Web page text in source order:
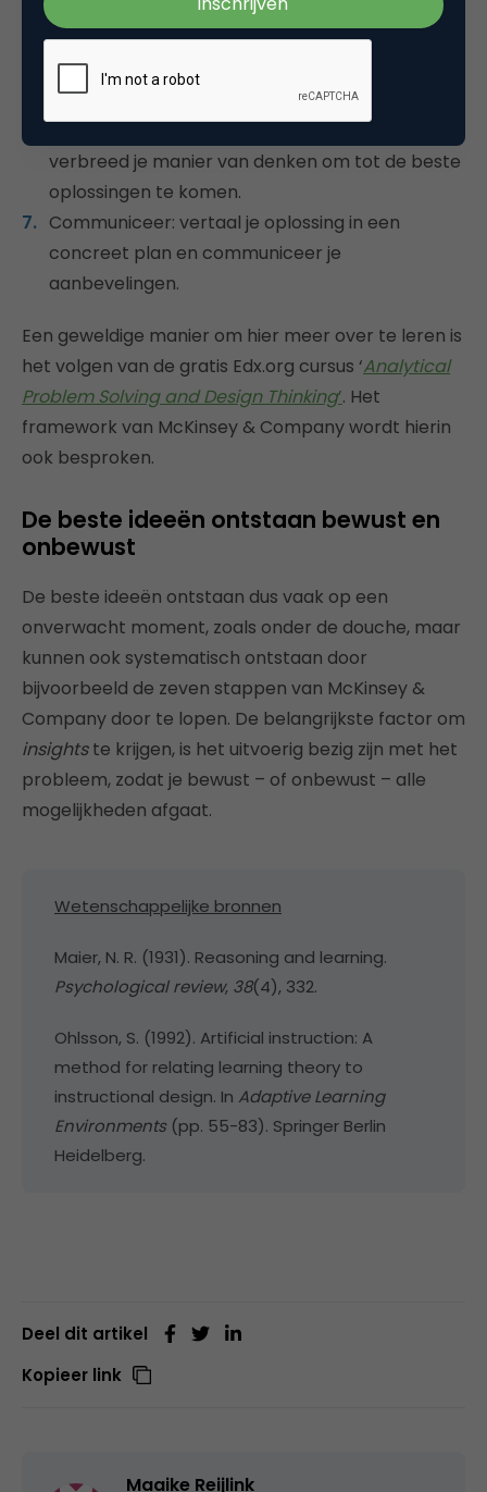
hypotheses gaat testen.
Analyseer je data: gebruik data van interne en
externe bronnen om je vragen te
beantwoorden.
verbreed je manier van denken om tot de beste
oplossingen te komen.
Communiceer: vertaal je oplossing in een
concreet plan en communiceer je
aanbevelingen.
Een geweldige manier om hier meer over te leren is
het volgen van de gratis Edx.org cursus ‘Analytical
Problem Solving and Design Thinking’. Het
framework van McKinsey & Company wordt hierin
ook besproken.
De beste ideeën ontstaan bewust en
onbewust
De beste ideeën ontstaan dus vaak op een
onverwacht moment, zoals onder de douche, maar
kunnen ook systematisch ontstaan door
bijvoorbeeld de zeven stappen van McKinsey &
Company door te lopen. De belangrijkste factor om
insightste krijgen, is het uitvoerig bezig zijn met het
probleem, zodat je bewust – of onbewust – alle
mogelijkheden afgaat.
Wetenschappelijke bronnen
Maier, N. R. (1931). Reasoning and learning.
Psychological review, 38(4), 332.
Ohlsson, S. (1992). Artificial instruction: A
method for relating learning theory to
instructional design. In Adaptive Learning
Environments(pp. 55-83). Springer Berlin
Heidelberg.
Deel dit artikel
Kopieer link
Maaike Reijlink